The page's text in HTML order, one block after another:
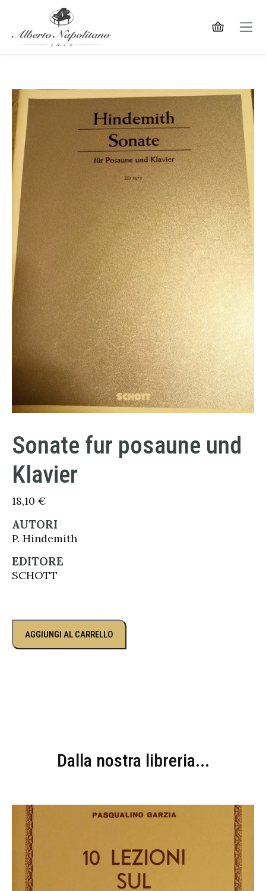
Sonate fur posaune und
Klavier
18,10 €
AUTORI
P. Hindemith
EDITORE
SCHOTT
AGGIUNGI AL CARRELLO
Dalla nostra libreria...